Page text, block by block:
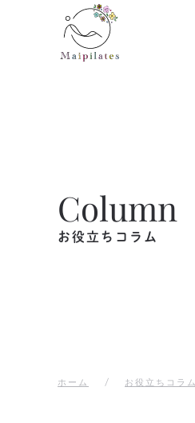
Skip to main content
Column
お役立ちコラム
ホーム お役立ちコラム